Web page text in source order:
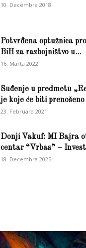
10. Decembra 2018.
Potvrđena optužnica
BiH za razbojništvo u...
16. Marta 2022.
Suđenje u predmetu
je koje će biti
23. Februara 2021.
Donji Vakuf: MI Bajra
centar “Vrbas” –
18. Decembra 2025.